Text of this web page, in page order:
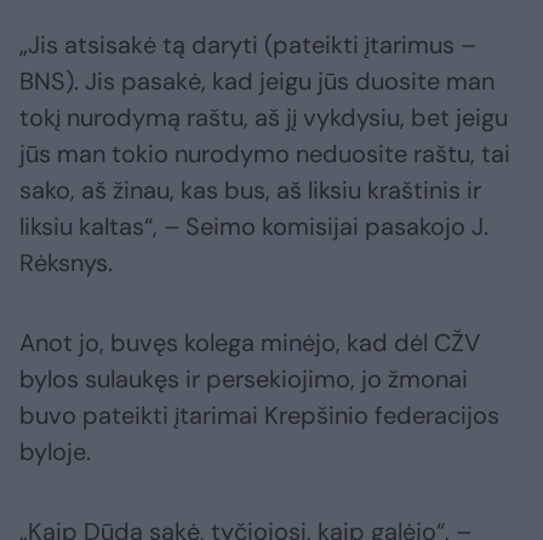
„Jis atsisakė tą daryti (pateikti įtarimus –
BNS). Jis pasakė, kad jeigu jūs duosite man
tokį nurodymą raštu, aš jį vykdysiu, bet jeigu
jūs man tokio nurodymo neduosite raštu, tai
sako, aš žinau, kas bus, aš liksiu kraštinis ir
liksiu kaltas“, – Seimo komisijai pasakojo J.
Rėksnys.
Anot jo, buvęs kolega minėjo, kad dėl CŽV
bylos sulaukęs ir persekiojimo, jo žmonai
buvo pateikti įtarimai Krepšinio federacijos
byloje.
„Kaip Dūda sakė, tyčiojosi, kaip galėjo“, –